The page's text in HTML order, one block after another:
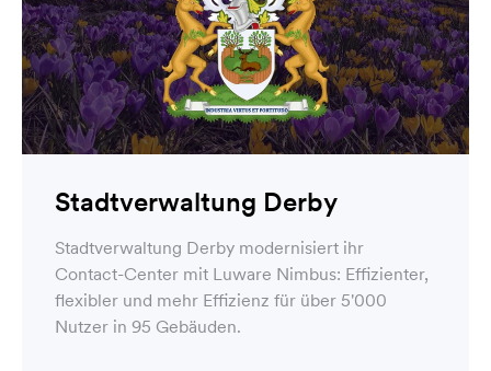
Stadtverwaltung Derby
Stadtverwaltung Derby modernisiert ihr
Contact-Center mit Luware Nimbus: Effizienter,
flexibler und mehr Effizienz für über 5'000
Nutzer in 95 Gebäuden.